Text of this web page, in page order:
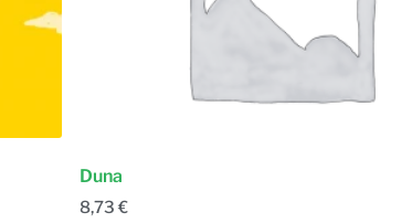
Duna
8,73 €